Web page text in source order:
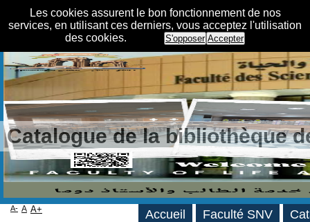
Les cookies assurent le bon fonctionnement de nos
services, en utilisant ces derniers, vous acceptez l'utilisation
des cookies.
S'opposer Accepter
Catalogue de la bibliothèque
Accueil Faculté SNV
A- A A+